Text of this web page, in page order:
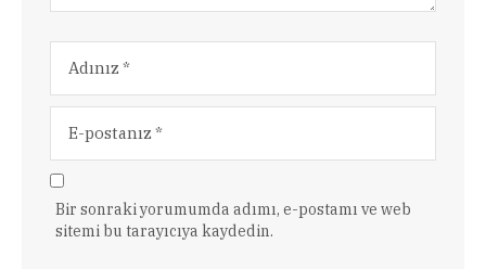
Bir sonraki yorumumda adımı, e-postamı ve web
sitemi bu tarayıcıya kaydedin.